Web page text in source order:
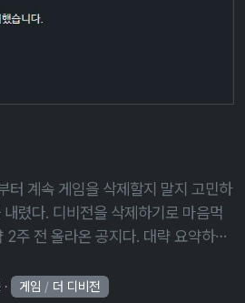
터 계속 게임을 삭제할지 말지 고민하
렸다. 디비전을 삭제하기로 마음먹
2주 전 올라온 공지다. 대략 요약하자
게임 / 더 디비전